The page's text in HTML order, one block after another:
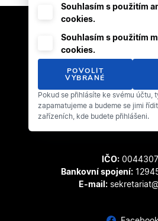
Český svaz
Zátopkova
169 00 Praha 6 -
IČO:
Bankovní spojení:
E-mail:
Souhlasím s použitím
cookies.
Souhlasím s použitím
cookies.
POVOLIT
VYBRANÉ
Pokud se přihlásíte ke svému účtu,
zapamatujeme a budeme se jimi
zařízeních, kde budete přihlášeni.